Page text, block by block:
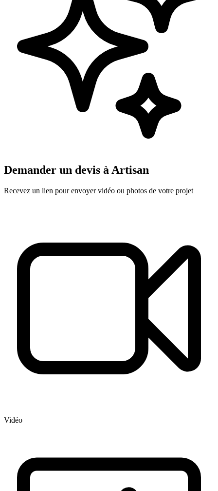
Demander un devis à Artisan
Recevez un lien pour envoyer vidéo ou photos de votre projet
Vidéo